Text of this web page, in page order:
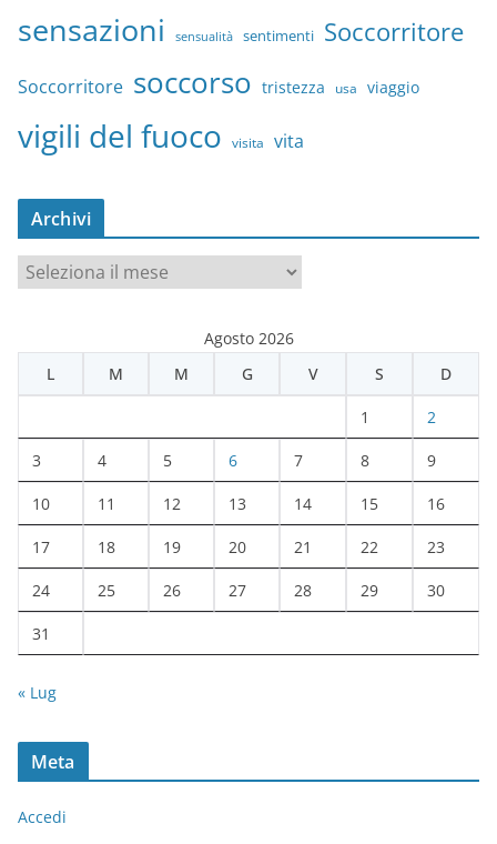
sensazioni sensualità sentimenti Soccorritore
Soccorritore soccorso tristezza usa viaggio
vigili del fuoco visita vita
Archivi
r
h
i
Agosto 2026
L
M M G V S D
1 2
3 4 5 6 7 8 9
10 11 12 13 14 15 16
17 18 19 20 21 22 23
24 25 26 27 28 29 30
31
« Lug
Meta
Accedi